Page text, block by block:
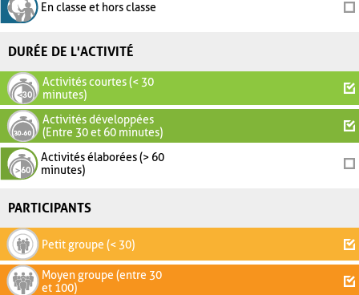
En classe et hors classe
DURÉE DE L'ACTIVITÉ
Activités courtes (< 30
minutes)
Activités développées
(Entre 30 et 60 minutes)
Activités élaborées (> 60
minutes)
PARTICIPANTS
Petit groupe (< 30)
Moyen groupe (entre 30
et 100)